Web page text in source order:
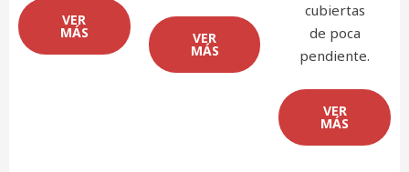
VER
MÁS VER
MÁS
cubiertas
de poca
pendiente.
VER
MÁS